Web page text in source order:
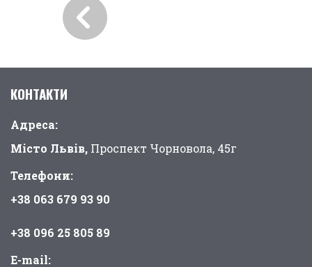
КОНТАКТИ
Адреса:
Місто Львів, Проспект Чорновола, 45г
Телефони:
+38 063 679 93 90
+38 096 25 805 89
E-mail: